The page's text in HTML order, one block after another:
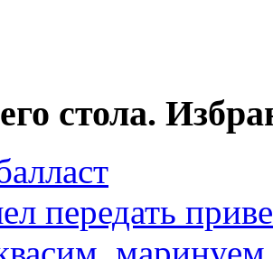
стола.
передать